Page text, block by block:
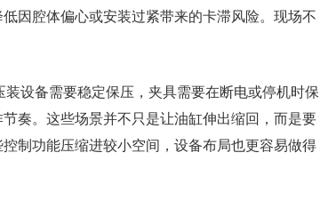
因腔体偏心或安装过紧带来的卡滞风险。现场不
设备需要稳定保压，夹具需要在断电或停机时保
奏。这些场景并不只是让油缸伸出缩回，而是要
制功能压缩进较小空间，设备布局也更容易做得